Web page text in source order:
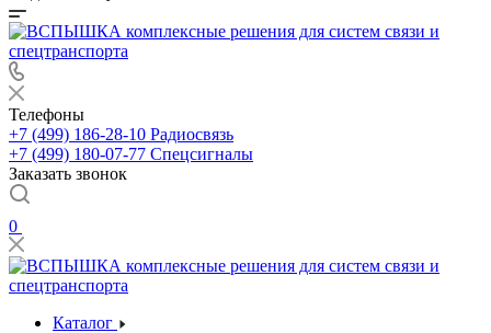
Телефоны
+7 (499) 186-28-10 Радиосвязь
+7 (499) 180-07-77 Спецсигналы
Заказать звонок
0
Каталог